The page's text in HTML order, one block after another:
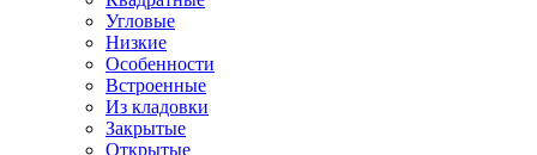
Угловые
Низкие
Особенности
Встроенные
Из кладовки
Закрытые
Открытые